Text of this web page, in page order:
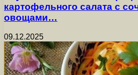
картофельного салата с
овощами…
09.12.2025